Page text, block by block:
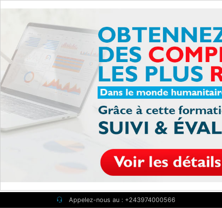
Appelez-nous au : +243974000566